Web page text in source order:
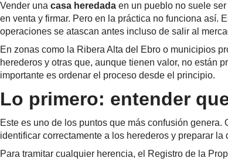
Vender una casa heredada en un pueblo no suele
en venta y firmar. Pero en la práctica no funciona así.
operaciones se atascan antes incluso de salir al
En zonas como la Ribera Alta del Ebro o municipios
herederos y otras que, aunque tienen valor, no están
importante es ordenar el proceso desde el principio.
Lo primero: entender
Este es uno de los puntos que más confusión
identificar correctamente a los herederos y preparar la
Para tramitar cualquier herencia, el Registro de la